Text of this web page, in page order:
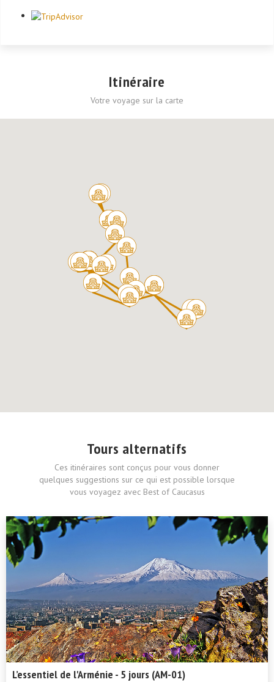
Itinéraire
Votre voyage sur la carte
Tours alternatifs
Ces itinéraires sont conçus pour vous donner
quelques suggestions sur ce qui est possible lorsque
vous voyagez avec Best of Caucasus
L’essentiel de l'Arménie - 5 jours (AM-01)